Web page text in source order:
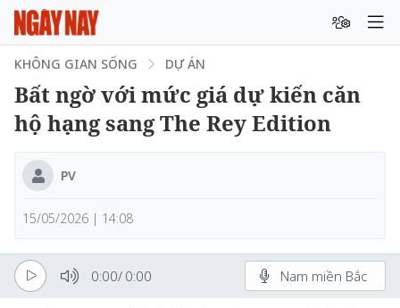
KHÔNG GIAN SỐNG DỰ ÁN
Bất ngờ với mức giá dự kiến căn
hộ hạng sang The Rey Edition
PV
15/05/2026 | 14:08
0:00/ 0:00 Nam miền Bắc